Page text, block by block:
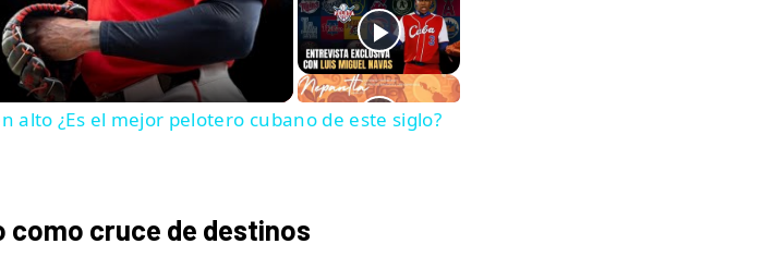
alto ¿Es el mejor pelotero cubano de este siglo?
cruce de destinos